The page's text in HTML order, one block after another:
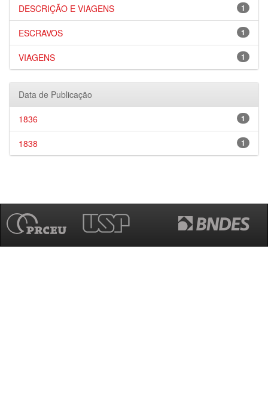
1
DESCRIÇÃO E VIAGENS
1
ESCRAVOS
1
VIAGENS
Data de Publicação
1
1836
1
1838